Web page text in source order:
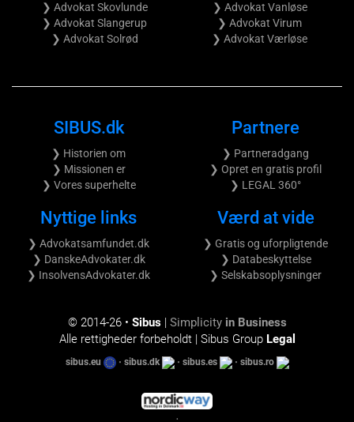
❯ Advokat Skovlunde
❯ Advokat Slangerup
❯ Advokat Solrød
❯ Advokat Vanløse
❯ Advokat Virum
❯ Advokat Værløse
SIBUS.dk
❯ Historien om
❯ Missionen er
❯ Vores superhelte
Partnere
❯ Partneradgang
❯ Opret en gratis profil
❯ LEGAL 360°
Nyttige links
❯ Advokatsamfundet.dk
❯ DanskeAdvokater.dk
❯ InsolvensAdvokater.dk
Værd at vide
❯ Gratis og uforpligtende
❯ Databeskyttelse
❯ Selskabsoplysninger
© 2014-26 • Sibus| Simplicity in Business
Alle rettigheder forbeholdt | Sibus Group Legal
sibus.eu • sibus.dk • sibus.es • sibus.ro
•